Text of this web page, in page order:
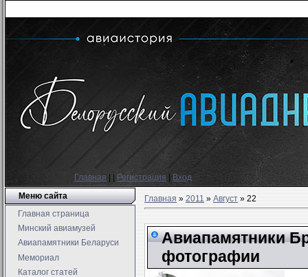
Главная Регистрация
Вход
Меню сайта
Главная страница
Минский авиамузей
Авиапамятники Беларуси
Мемориал
Каталог статей
Главная»2011 » Август » 22
Авиапамятники
фотографии